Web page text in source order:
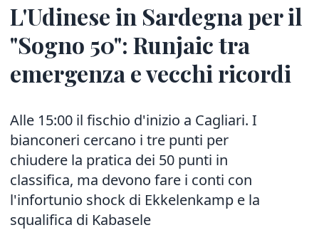
L'Udinese in Sardegna per il
"Sogno 50": Runjaic tra
emergenza e vecchi ricordi
Alle 15:00 il fischio d'inizio a Cagliari. I
bianconeri cercano i tre punti per
chiudere la pratica dei 50 punti in
classifica, ma devono fare i conti con
l'infortunio shock di Ekkelenkamp e la
squalifica di Kabasele